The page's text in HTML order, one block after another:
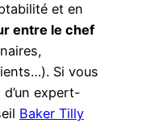
et en
entre le chef
Si vous
expert-
Baker Tilly